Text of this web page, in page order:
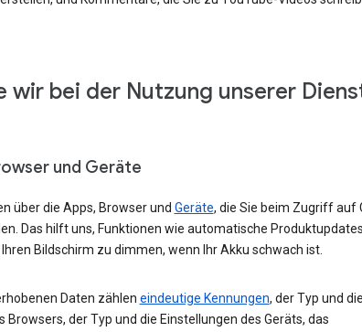
wir bei der Nutzung unserer
und Geräte
über die Apps, Browser und Geräte, die Sie beim Zugriff auf
Das hilft uns, Funktionen wie automatische Produktupdates
Bildschirm zu dimmen, wenn Ihr Akku schwach ist.
Daten zählen eindeutige Kennungen, der Typ und die
Browsers, der Typ und die Einstellungen des Geräts, das